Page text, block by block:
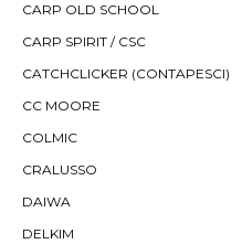
CARP OLD SCHOOL
CARP SPIRIT / CSC
CATCHCLICKER (CONTAPESCI)
CC MOORE
COLMIC
CRALUSSO
DAIWA
DELKIM